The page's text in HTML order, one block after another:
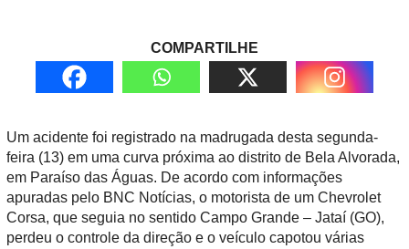
COMPARTILHE
Um acidente foi registrado na madrugada desta segunda-
feira (13) em uma curva próxima ao distrito de Bela Alvorada,
em Paraíso das Águas. De acordo com informações
apuradas pelo BNC Notícias, o motorista de um Chevrolet
Corsa, que seguia no sentido Campo Grande – Jataí (GO),
perdeu o controle da direção e o veículo capotou várias